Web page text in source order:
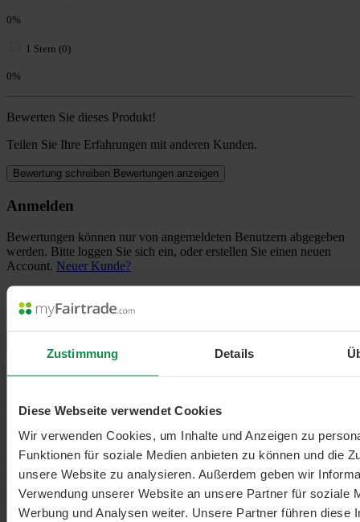
Zustimmung Details
Diese Webseite verwendet Cookies
Wir verwenden Cookies, um Inhalte und Anzeigen zu
Funktionen für soziale Medien anbieten zu können und die
unsere Website zu analysieren. Außerdem geben wir
Verwendung unserer Website an unsere Partner für soziale
Werbung und Analysen weiter. Unsere Partner führen diese
0%
1 Stern (0)
0%
Bewerten Sie dieses Produkt!
Teilen Sie Ihre Erfahrungen mit anderen Kunden.
Bewertung schreiben Bewertungen anzeigen
Anmelden
Bewertungen können nur von angemeldeten Benutzern abgegeben
werden. Bitte loggen Sie sich ein, oder erstellen Sie einen neuen
Account. Neuer Kunde?
Ihre E-Mail-Adresse
Ihr Passwort
Abbrechen
Bewertungen nur in der aktuellen Sprache anzeigen.
26. August 2023
Von: Shopkunde